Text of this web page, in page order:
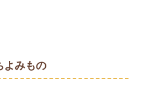
よみもの